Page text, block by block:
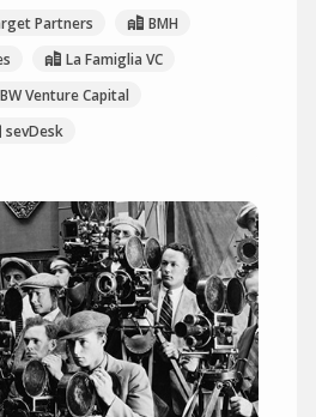
Partners
BMH
La Famiglia VC
Venture Capital
sevDesk